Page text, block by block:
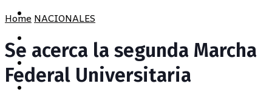
CULTURA
OPINIÓN
PROVINCIA
HomeNACIONALES
Se acerca la segunda Marcha
Federal Universitaria